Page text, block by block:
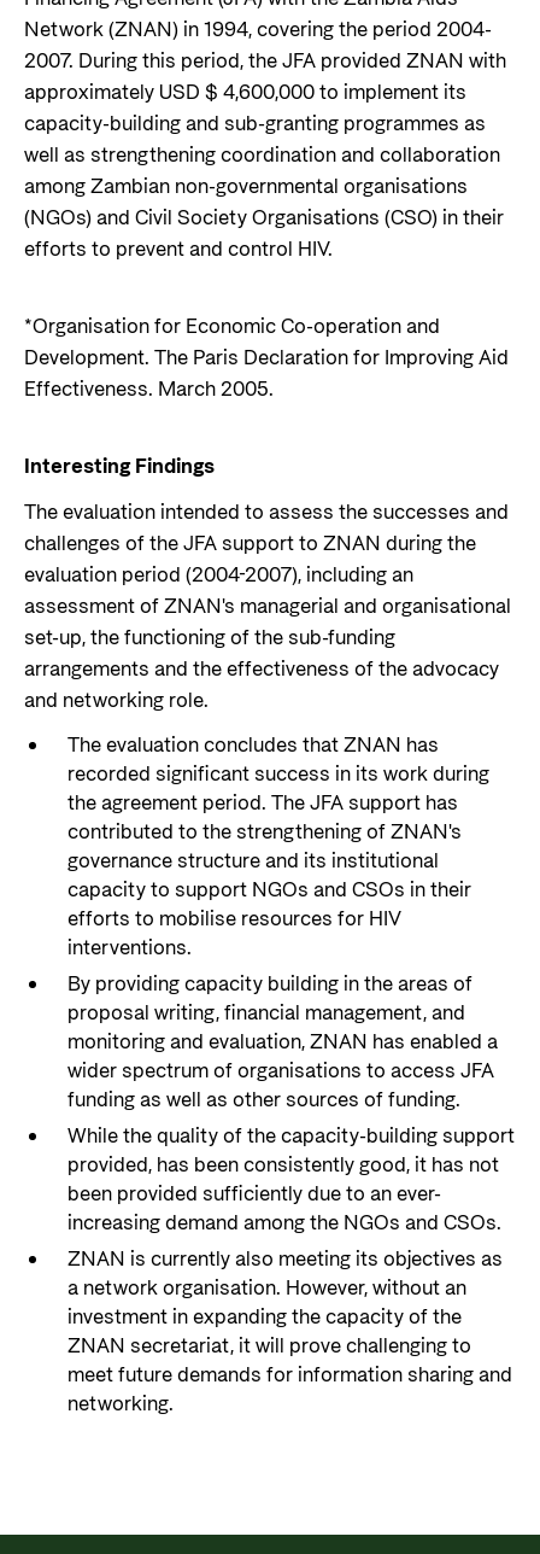
Network (ZNAN) in 1994, covering the period 2004-
2007. During this period, the JFA provided ZNAN with
approximately USD $ 4,600,000 to implement its
capacity-building and sub-granting programmes as
well as strengthening coordination and collaboration
among Zambian non-governmental organisations
(NGOs) and Civil Society Organisations (CSO) in their
efforts to prevent and control HIV.
*Organisation for Economic Co-operation and
Development. The Paris Declaration for Improving Aid
Effectiveness. March 2005.
Interesting Findings
The evaluation intended to assess the successes and
challenges of the JFA support to ZNAN during the
evaluation period (2004-2007), including an
assessment of ZNAN's managerial and organisational
set-up, the functioning of the sub-funding
arrangements and the effectiveness of the advocacy
and networking role.
The evaluation concludes that ZNAN has
recorded significant success in its work during
the agreement period. The JFA support has
contributed to the strengthening of ZNAN's
governance structure and its institutional
capacity to support NGOs and CSOs in their
efforts to mobilise resources for HIV
interventions.
By providing capacity building in the areas of
proposal writing, financial management, and
monitoring and evaluation, ZNAN has enabled a
wider spectrum of organisations to access JFA
funding as well as other sources of funding.
While the quality of the capacity-building support
provided, has been consistently good, it has not
been provided sufficiently due to an ever-
increasing demand among the NGOs and CSOs.
ZNAN is currently also meeting its objectives as
a network organisation. However, without an
investment in expanding the capacity of the
ZNAN secretariat, it will prove challenging to
meet future demands for information sharing and
networking.